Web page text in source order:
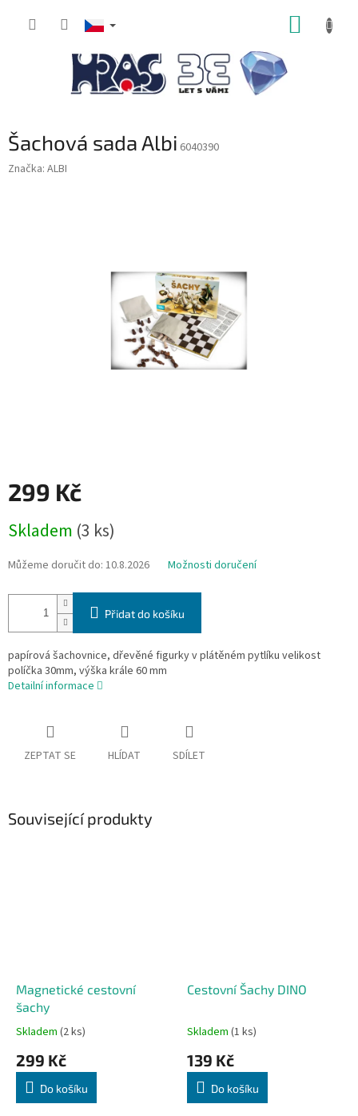
Šachová sada Albi 6040390
Značka: ALBI
299 Kč
cena:
Skladem (3 ks)
Můžeme doručit do: 10.8.2026 Možnosti doručení
Přidat do košíku
papírová šachovnice, dřevěné figurky v plátěném pytlíku velikost
políčka 30mm, výška krále 60 mm
Detailní informace
ZEPTAT SE HLÍDAT SDÍLET
Související produkty
Magnetické cestovní
šachy
Skladem (2 ks)
299 Kč
Do košíku
Cestovní Šachy DINO
Skladem (1 ks)
139 Kč
Do košíku